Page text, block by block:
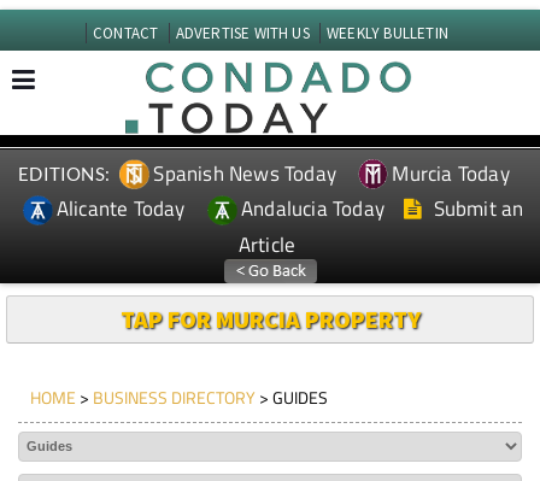
CONTACT ADVERTISE WITH US WEEKLY BULLETIN
EDITIONS: Spanish News Today
Murcia Today
Alicante Today
Andalucia Today
Submit an
Article
TAP FOR MURCIA PROPERTY
HOME > BUSINESS DIRECTORY> GUIDES